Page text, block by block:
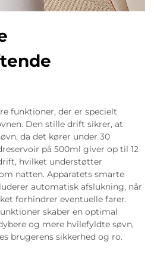
funktioner, der er specielt
Den stille drift sikrer, at
da det kører under 30
på 500ml giver op til 12
hvilket understøtter
natten. Apparatets smarte
automatisk afslukning, når
forhindrer eventuelle farer.
skaber en optimal
og mere hvilefyldte søvn,
brugerens sikkerhed og ro.